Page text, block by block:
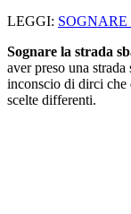
LEGGI:
Sognare la strada
aver preso una
inconscio di dirci che
scelte differenti.